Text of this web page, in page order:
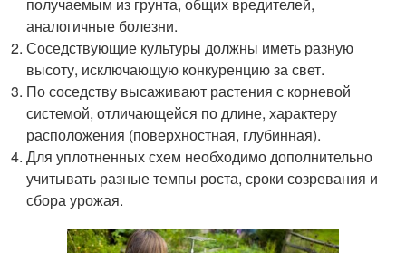
аналогичные болезни.
Соседствующие культуры должны иметь разную
высоту, исключающую конкуренцию за свет.
По соседству высаживают растения с корневой
системой, отличающейся по длине, характеру
расположения (поверхностная, глубинная).
Для уплотненных схем необходимо дополнительно
учитывать разные темпы роста, сроки созревания и
сбора урожая.